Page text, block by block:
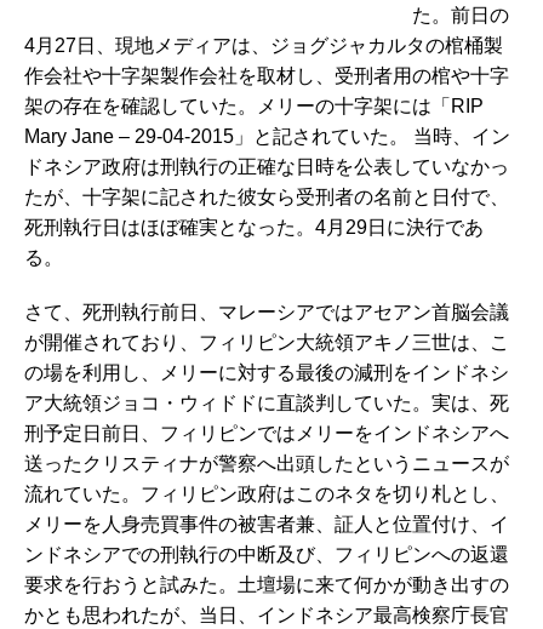
た。前日の
4月27日、現地メディアは、ジョグジャカルタの棺桶製
作会社や十字架製作会社を取材し、受刑者用の棺や十字
架の存在を確認していた。メリーの十字架には「RIP
Mary Jane – 29-04-2015」と記されていた。 当時、イン
ドネシア政府は刑執行の正確な日時を公表していなかっ
たが、十字架に記された彼女ら受刑者の名前と日付で、
死刑執行日はほぼ確実となった。4月29日に決行であ
る。
さて、死刑執行前日、マレーシアではアセアン首脳会議
が開催されており、フィリピン大統領アキノ三世は、こ
の場を利用し、メリーに対する最後の減刑をインドネシ
ア大統領ジョコ・ウィドドに直談判していた。実は、死
刑予定日前日、フィリピンではメリーをインドネシアへ
送ったクリスティナが警察へ出頭したというニュースが
流れていた。フィリピン政府はこのネタを切り札とし、
メリーを人身売買事件の被害者兼、証人と位置付け、イ
ンドネシアでの刑執行の中断及び、フィリピンへの返還
要求を行おうと試みた。土壇場に来て何かが動き出すの
かとも思われたが、当日、インドネシア最高検察庁長官